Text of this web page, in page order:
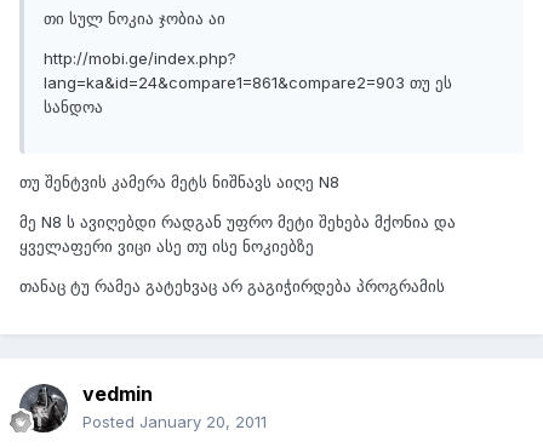
თი სულ ნოკია ჯობია აი
http://mobi.ge/index.php?
lang=ka&id=24&compare1=861&compare2=903 თუ ეს
სანდოა
თუ შენტვის კამერა მეტს ნიშნავს აიღე N8
მე N8 ს ავიღებდი რადგან უფრო მეტი შეხება მქონია და
ყველაფერი ვიცი ასე თუ ისე ნოკიებზე
თანაც ტუ რამეა გატეხვაც არ გაგიჭირდება პროგრამის
vedmin
Posted January 20, 2011